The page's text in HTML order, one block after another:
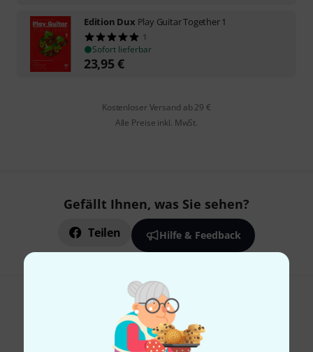
Edition Dux Play Guitar Together 1
1
Sofort lieferbar
23,95€
Kostenloser Versand ab 29 €
Alle Preise inkl. MwSt.
Gefällt Ihnen, was Sie sehen?
Teilen Hilfe & Feedback